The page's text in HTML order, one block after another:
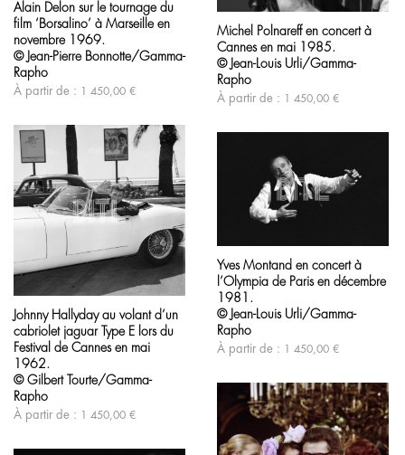
a
plusieurs
variations.
Les
options
peuvent
choisies
produit
Michel Polnareff en concert à
Cannes en mai 1985.
© Jean-Louis Urli/Gamma-
Rapho
À partir de : 1 450,00 €
a
plusieurs
variations.
Les
options
peuvent
être
sur
la
page
produit
Alain Delon sur le tournage du
film ‘Borsalino’ à Marseille en
novembre 1969.
© Jean-Pierre Bonnotte/Gamma-
Rapho
À partir de : 1 450,00 €
a
plusieurs
variations.
Les
options
peuvent
être
choisies
la
Johnny Hallyday au volant d’un
cabriolet jaguar Type E lors du
Festival de Cannes en mai
1962.
© Gilbert Tourte/Gamma-
Rapho
À partir de : 1 450,00 €
a
plusieurs
variations.
Les
options
peuvent
être
sur
page
du
produit
Yves Montand en concert à
l’Olympia de Paris en décembre
1981.
© Jean-Louis Urli/Gamma-
Rapho
À partir de : 1 450,00 €